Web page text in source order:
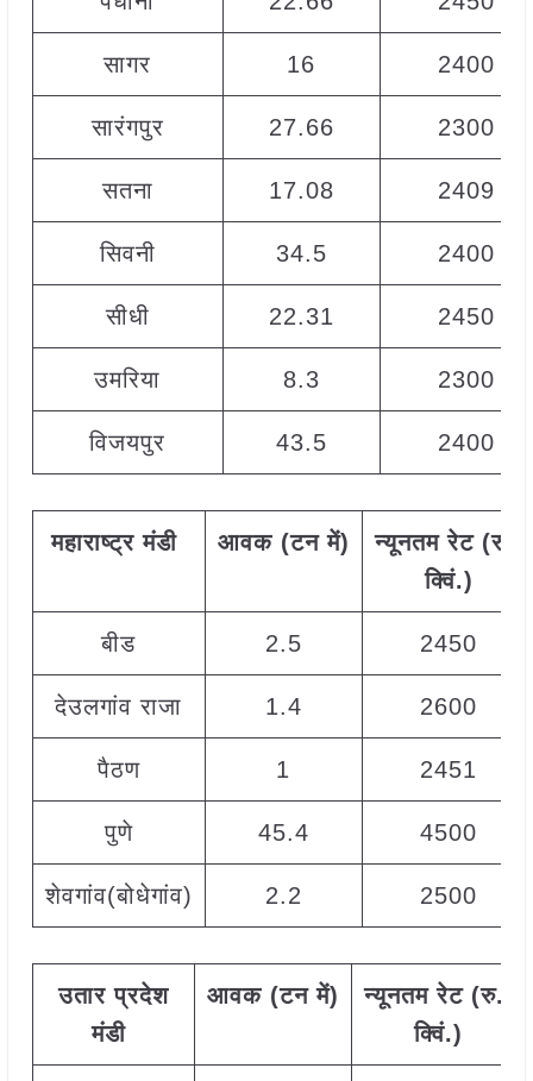
सागर 16 2400
सारंगपुर 27.66 2300
सतना 17.08 2409
सिवनी 34.5 2400
सीधी 22.31 2450
उमरिया 8.3 2300
विजयपुर 43.5 2400
महाराष्ट्र मंडी आवक (टन में) न्यूनतम रेट (रु
क्विं.)
बीड 2.5 2450
देउलगांव राजा 1.4 2600
पैठण 1 2451
पुणे 45.4 4500
शेवगांव(बोधेगांव) 2.2 2500
उतार प्रदेश
मंडी
आवक (टन में) न्यूनतम रेट (रु./
क्विं.)